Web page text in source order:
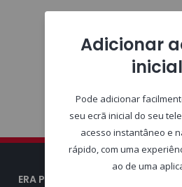
ERA Portugal
Adicionar
inicial
Pode adicionar
seu ecrã inicial do seu
acesso instantâneo e
rápido, com uma
ao de uma